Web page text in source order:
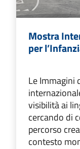
Mostra
per
Le Immagini
visibilità ai
cercando di
percorso
contesto